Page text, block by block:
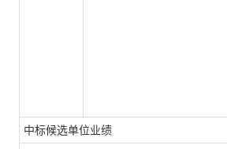
中标候选单位业绩